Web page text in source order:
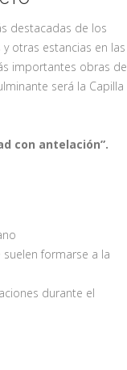
destacadas de los
otras estancias en las
importantes obras de
será la Capilla
con antelación”.
formarse a la
durante el